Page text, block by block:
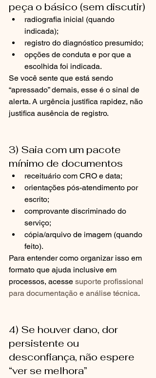
peça o básico (sem discutir)
radiografia inicial (quando
indicada);
registro do diagnóstico presumido;
opções de conduta e por que a
escolhida foi indicada.
Se você sente que está sendo
“apressado” demais, esse é o sinal de
alerta. A urgência justifica rapidez, não
justifica ausência de registro.
3) Saia com um pacote
mínimo de documentos
receituário com CRO e data;
orientações pós-atendimento por
escrito;
comprovante discriminado do
serviço;
cópia/arquivo de imagem (quando
feito).
Para entender como organizar isso em
formato que ajuda inclusive em
processos, acesse suporte profissional
para documentação e análise técnica.
4) Se houver dano, dor
persistente ou
desconfiança, não espere
“ver se melhora”